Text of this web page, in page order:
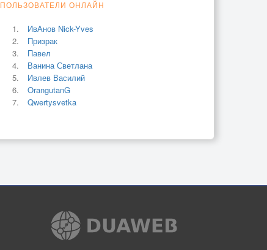
ПОЛЬЗОВАТЕЛИ ОНЛАЙН
ИвАнов Nick-Yves
Призрак
Павел
Ванина Светлана
Ивлев Василий
OrangutanG
Qwertysvetka